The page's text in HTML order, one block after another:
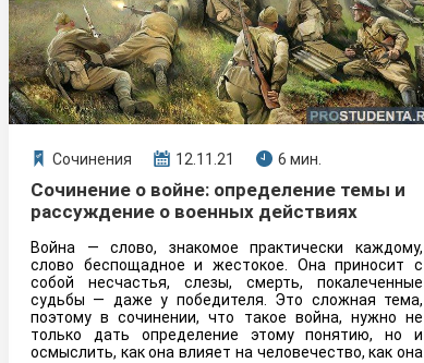
Сочинения 12.11.21 6 мин.
Сочинение о войне: определение темы и
рассуждение о военных действиях
Война — слово, знакомое практически каждому,
слово беспощадное и жестокое. Она приносит с
собой несчастья, слезы, смерть, покалеченные
судьбы — даже у победителя. Это сложная тема,
поэтому в сочинении, что такое война, нужно не
только дать определение этому понятию, но и
осмыслить, как она влияет на человечество, как она